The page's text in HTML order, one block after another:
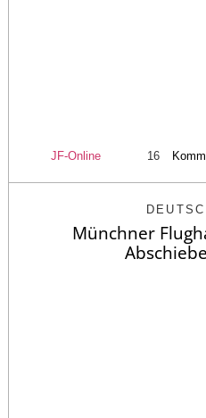
JF-Online 16
Münchner